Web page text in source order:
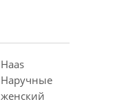
Haas
Наручные
женский